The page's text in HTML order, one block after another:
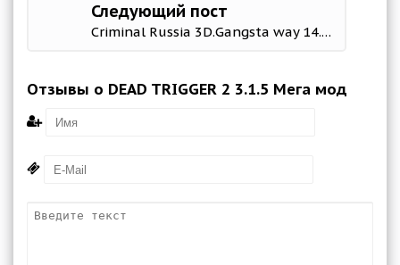
Следующий пост
Criminal Russia 3D.Gangsta way 14.9.2 (Mod Money)
Отзывы о DEAD TRIGGER 2 3.1.5 Мега мод